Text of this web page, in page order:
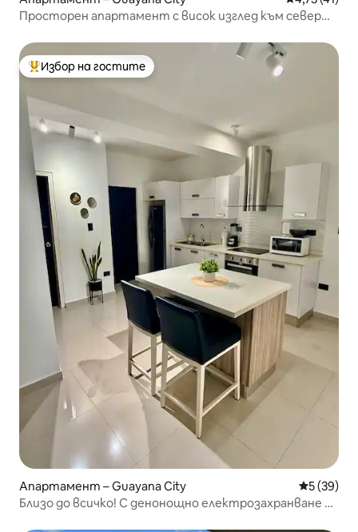
Просторен апартамент с висок изглед към север
Най-популярен избор на гостите
Избор на гостите
Апартамент – Guayana City Средна
5 (39)
Близо до всичко! С денонощно електрозахранване и